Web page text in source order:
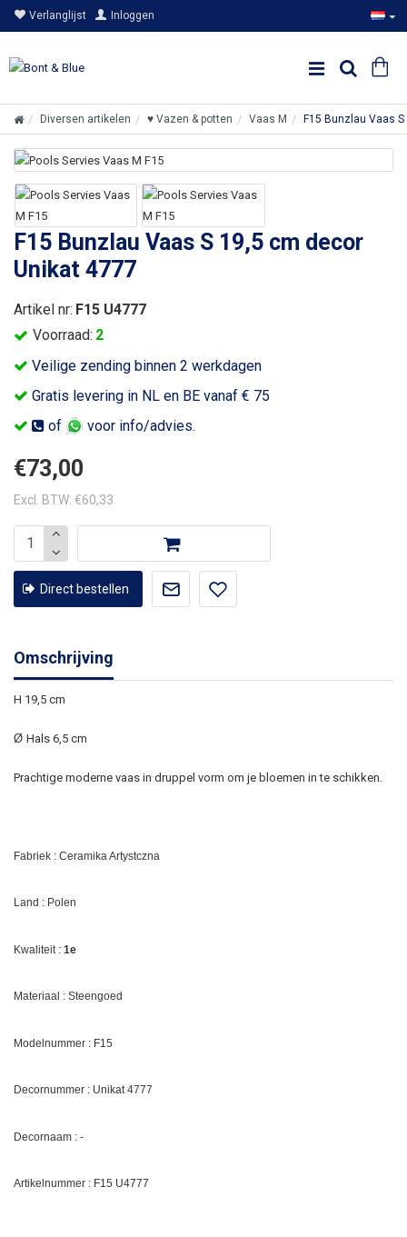
Verlanglijst Inloggen
Diversen artikelen ♥ Vazen & potten Vaas M F15 Bunzlau Vaas
F15 Bunzlau Vaas S 19,5 cm decor
Unikat 4777
Veilige zending binnen 2 werkdagen
Gratis levering in NL en BE vanaf € 75
of
voor info/advies.
Voorraad: 2
Artikel nr: F15 U4777
€73,00
Excl. BTW: €60,33
Direct bestellen
Omschrijving
H 19,5 cm
Ø Hals 6,5 cm
Prachtige moderne vaas in druppel vorm om je bloemen in te schikken.
Fabriek : Ceramika Artystczna
Land : Polen
Kwaliteit : 1e
Materiaal : Steengoed
Modelnummer : F15
Decornummer : Unikat 4777
Decornaam : -
Artikelnummer : F15 U4777